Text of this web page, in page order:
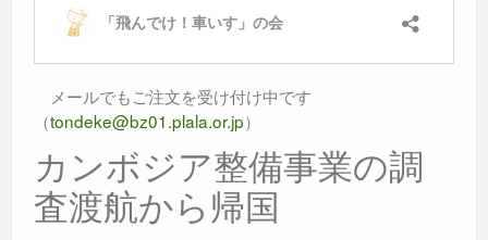
メールでもご注文を受け付け中です
（tondeke@bz01.plala.or.jp）
カンボジア整備事業の調
査渡航から帰国